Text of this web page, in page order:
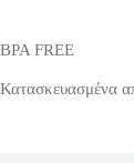
BPA FREE
Κατασκευασμένα